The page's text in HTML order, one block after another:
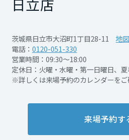
中古住宅検索
スムストック検索
社宅建築
医療・介護・子育て・障がい福
これから土地活用・賃貸
土地活用の基礎から長期安定経営を目
に役立つ多彩な情報を幅広くお届けしま
ホテル・旅館リフォーム
リフォーム営業所
これからリフォーム
事業用売買
事業用地・事業用建物
分譲用地
アフターメンテナンス
ミサワリフォーム
ご相談窓口
ミサワホームグループ
IR情報
日立店
茨城県日立市大沼町1丁目28-11
地
電話： 0120-051-330
営業時間：09:30～18:00
定休日：火曜・水曜・第一日曜日、
※詳しくは来場予約のカレンダーをご
来場予約す
山形県